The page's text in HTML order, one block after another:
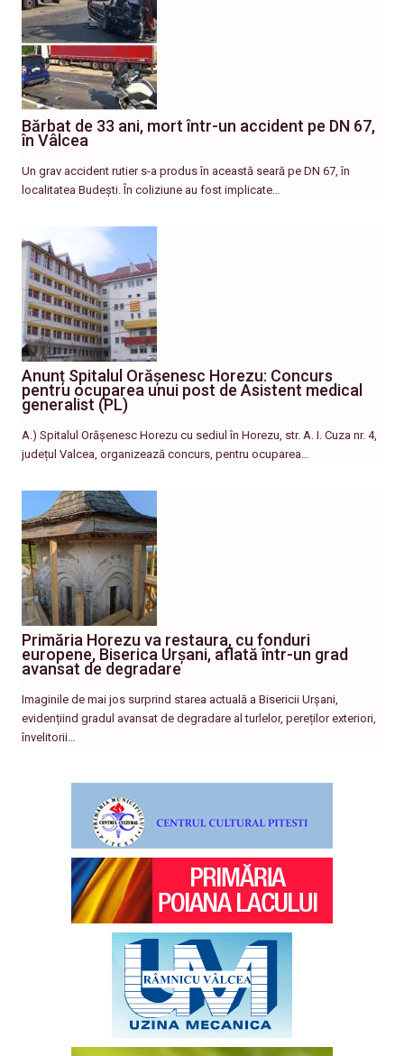
Bărbat de 33 ani, mort într-un accident pe DN 67,
în Vâlcea
Un grav accident rutier s-a produs în această seară pe DN 67, în
localitatea Budești. În coliziune au fost implicate…
Anunț Spitalul Orășenesc Horezu: Concurs
pentru ocuparea unui post de Asistent medical
generalist (PL)
A.) Spitalul Orășenesc Horezu cu sediul în Horezu, str. A. I. Cuza nr. 4,
județul Valcea, organizează concurs, pentru ocuparea…
Primăria Horezu va restaura, cu fonduri
europene, Biserica Urșani, aflată într-un grad
avansat de degradare
Imaginile de mai jos surprind starea actuală a Bisericii Urșani,
evidențiind gradul avansat de degradare al turlelor, pereților exteriori,
învelitorii…